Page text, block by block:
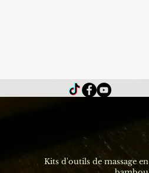
Kits d'outils de massage en